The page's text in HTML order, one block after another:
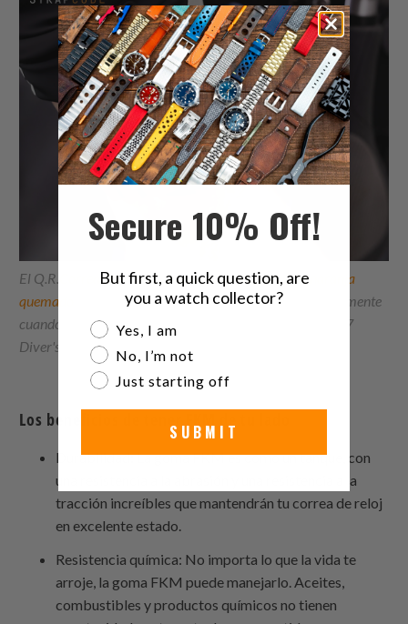
El Q.R.
Correa de reloj de goma FKM 'Firewave' en naranja
quemado
es ideal para los entusiastas del buceo, especialmente
cuando se combina con el reloj automático Seiko SKX007
Diver's 200m.
Los beneficios de tener FKM de tu lado
Durabilidad: La goma FKM es como un tanque, con
una resistencia a la abrasión y una resistencia a la
tracción increíbles que mantendrán tu correa de reloj
en excelente estado.
Resistencia química: No importa lo que la vida te
arroje, la goma FKM puede manejarlo. Aceites,
combustibles y productos químicos no tienen
Secure 10% Off!
But first, a quick question, are
you a watch collector?
Are you a watch collector?
Yes, I am
No, I’m not
Just starting off
SUBMIT